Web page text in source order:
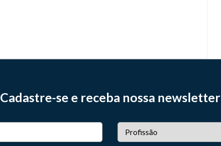
Cadastre-se e receba nossa newsletter